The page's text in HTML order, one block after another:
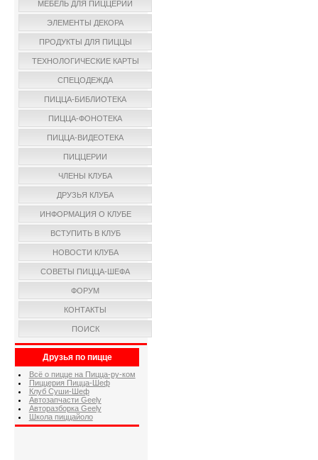
МЕБЕЛЬ ДЛЯ ПИЦЦЕРИИ
ЭЛЕМЕНТЫ ДЕКОРА
ПРОДУКТЫ ДЛЯ ПИЦЦЫ
ТЕХНОЛОГИЧЕСКИЕ КАРТЫ
СПЕЦОДЕЖДА
ПИЦЦА-БИБЛИОТЕКА
ПИЦЦА-ФОНОТЕКА
ПИЦЦА-ВИДЕОТЕКА
ПИЦЦЕРИИ
ЧЛЕНЫ КЛУБА
ДРУЗЬЯ КЛУБА
ИНФОРМАЦИЯ О КЛУБЕ
ВСТУПИТЬ В КЛУБ
НОВОСТИ КЛУБА
СОВЕТЫ ПИЦЦА-ШЕФА
ФОРУМ
КОНТАКТЫ
ПОИСК
Друзья по пицце
Всё о пицце на Пицца-ру-ком
Пиццерия Пицца-Шеф
Клуб Суши-Шеф
Автозапчасти Geely
Авторазборка Geely
Школа пиццайоло